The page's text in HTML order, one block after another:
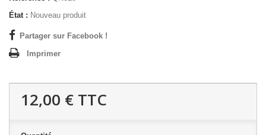
État : Nouveau produit
Partager sur Facebook !
Imprimer
12,00 € TTC